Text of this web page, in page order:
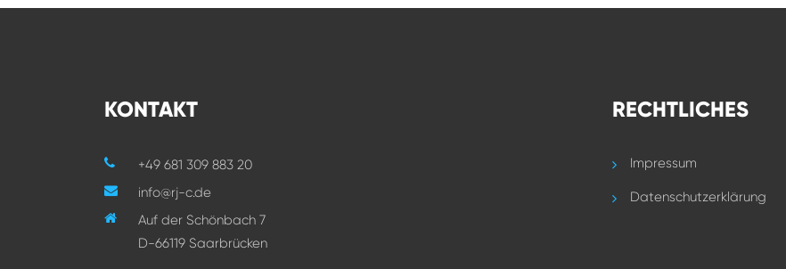
KONTAKT
+49 681 309 883 20
info@rj-c.de
Auf der Schönbach 7
D-66119 Saarbrücken
RECHTLICHES
Impressum
Datenschutzerklärung